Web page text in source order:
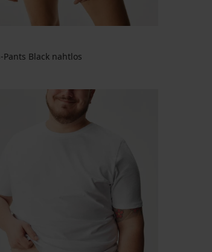
Pants Black nahtlos